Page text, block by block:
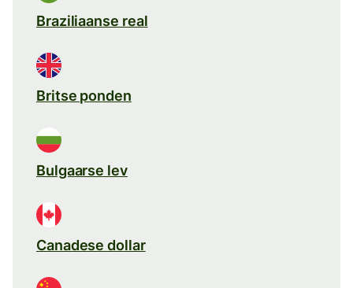
Braziliaanse real
Britse ponden
Bulgaarse lev
Canadese dollar